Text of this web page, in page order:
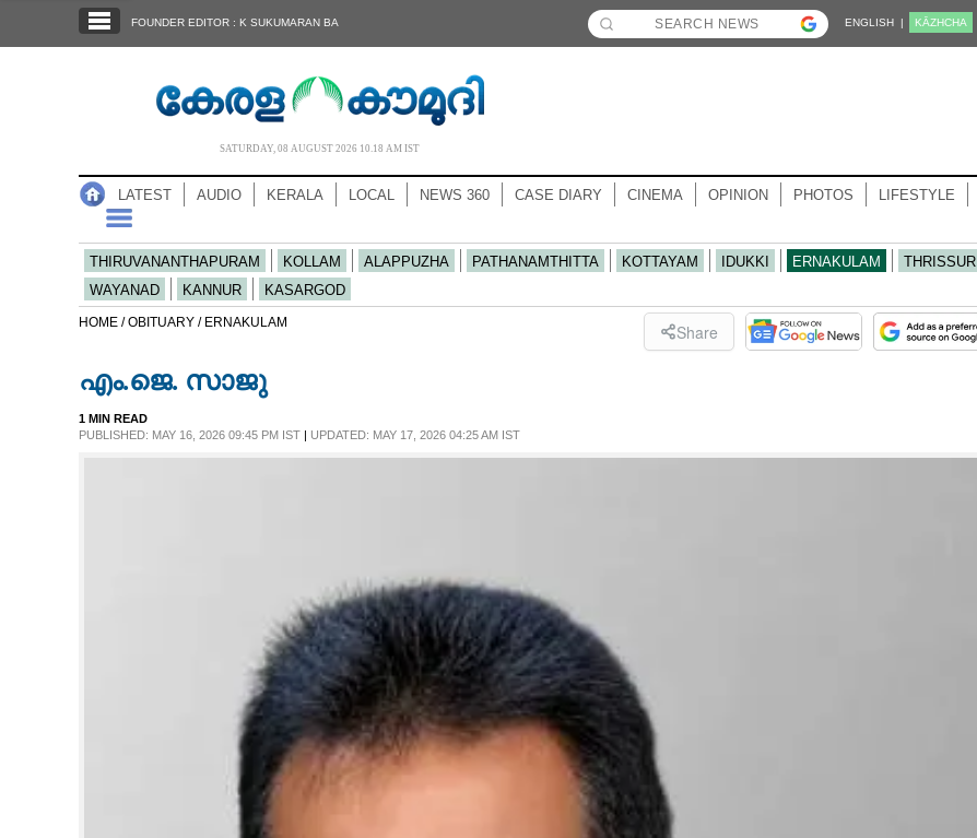
NOTIFIED NEWS
NEWS 360
FOUNDER EDITOR : K SUKUMARAN BA ENGLISH | KĀZHCHA
SATURDAY, 08 AUGUST 2026 10.18 AM IST
LATEST AUDIO KERALA LOCAL NEWS 360 CASE DIARY CINEMA OPINION PHOTOS LIFESTYLE
THIRUVANANTHAPURAM KOLLAM ALAPPUZHA PATHANAMTHITTA KOTTAYAM IDUKKI ERNAKULAM THRISSUR
WAYANAD
KANNUR KASARGOD
HOME /OBITUARY / ERNAKULAM Share
എം.ജെ. സാജു
1 MIN READ
PUBLISHED: MAY 16, 2026 09:45 PM IST| UPDATED: MAY 17, 2026 04:25 AM IST